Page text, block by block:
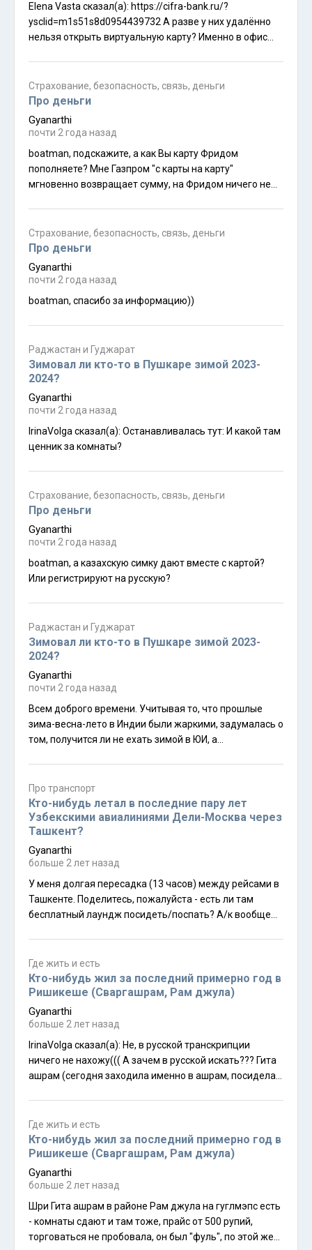
зачислился в тенге. Elena Vasta сказал(а): Мои друзья
пользуются во всю А они юнипэй в Газпроме или РХСБ
открывали? Стало интересно, с карты какого банка
Elena Vasta сказал(а): https://cifra-bank.ru/?
ysclid=m1s51s8d0954439732 А разве у них удалённо
нельзя открыть виртуальную карту? Именно в офис
Страхование, безопасность, связь, деньги
Про деньги
Gyanarthi
почти 2 года назад
boatman, подскажите, а как Вы карту Фридом
пополняете? Мне Газпром "с карты на карту"
мгновенно возвращает сумму, на Фридом ничего не
Страхование, безопасность, связь, деньги
Про деньги
Gyanarthi
почти 2 года назад
boatman, спасибо за информацию))
Раджастан и Гуджарат
Зимовал ли кто-то в Пушкаре зимой 2023-
2024?
Gyanarthi
почти 2 года назад
IrinaVolga сказал(а): Останавливалась тут: И какой там
ценник за комнаты?
Страхование, безопасность, связь, деньги
Про деньги
Gyanarthi
почти 2 года назад
boatman, а казахскую симку дают вместе с картой?
Или регистрируют на русскую?
Раджастан и Гуджарат
Зимовал ли кто-то в Пушкаре зимой 2023-
2024?
Gyanarthi
почти 2 года назад
Всем доброго времени. Учитывая то, что прошлые
зима-весна-лето в Индии были жаркими, задумалась о
том, получится ли не ехать зимой в ЮИ, а
западной едой и нормальное кофе, поэтому ищу
информацию - как оно было в Пушкаре прошлой зимой
по температуре? Ну, и как там теперь с ценами на
нормальные (вай-фай-горячая вода-чисто-без
клопов) комнаты в гестах?
Про транспорт
Кто-нибудь летал в последние пару лет
Узбекскими авиалиниями Дели-Москва через
Ташкент?
Gyanarthi
больше 2 лет назад
У меня долгая пересадка (13 часов) между рейсами в
Ташкенте. Поделитесь, пожалуйста - есть ли там
бесплатный лаундж посидеть/поспать? А/к вообще
Где жить и есть
Кто-нибудь жил за последний примерно год в
Ришикеше (Сваргашрам, Рам джула)
Gyanarthi
больше 2 лет назад
IrinaVolga сказал(а): Не, в русской транскрипции
ничего не нахожу((( А зачем в русской искать??? Гита
ашрам (сегодня заходила именно в ашрам, посидела в
Где жить и есть
Кто-нибудь жил за последний примерно год в
Ришикеше (Сваргашрам, Рам джула)
Gyanarthi
больше 2 лет назад
Шри Гита ашрам в районе Рам джула на гуглмэпс есть
- комнаты сдают и там тоже, прайс от 500 рупий,
торговаться не пробовала, он был "фуль", по этой же